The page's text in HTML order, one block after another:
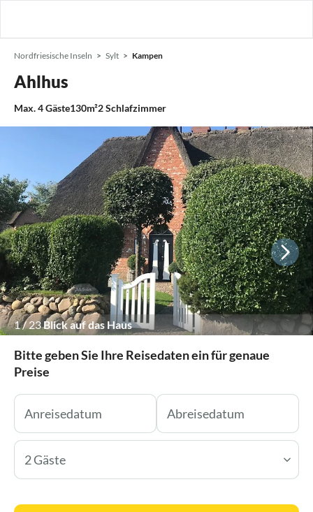
Nordfriesische Inseln Sylt Kampen
Ahlhus
Max.4Gäste130m²2Schlafzimmer
1/23Blick auf das Haus
Bitte geben Sie Ihre Reisedaten ein für genaue
Preise
2 Gäste